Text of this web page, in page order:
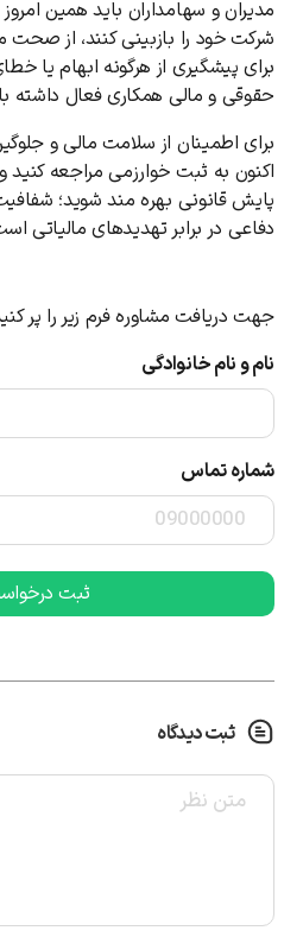
مدیران و سهامداران باید همین
شرکت خود را بازبینی کنند، از صحت
برای پیشگیری از هرگونه ابهام یا
حقوقی و مالی همکاری فعال داشته
برای اطمینان از سلامت مالی و
اکنون به ثبت خوارزمی مراجعه
پایش قانونی بهره ‌مند شوید؛
دفاعی در برابر تهدیدهای مالیاتی
جهت دریافت مشاوره فرم زیر را پر
نام و نام خانوادگی
شماره تماس
ثبت دیدگاه